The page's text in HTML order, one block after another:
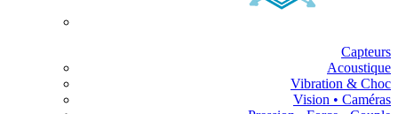
Capteurs
Acoustique
Vibration & Choc
Vision • Caméras